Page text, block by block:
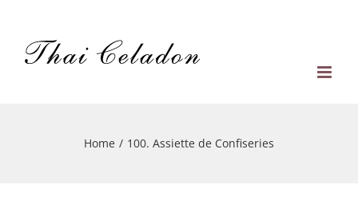
content
Home / 100. Assiette de Confiseries